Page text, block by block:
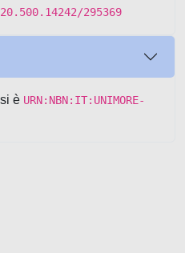
295369
è URN:NBN:IT:UNIMORE-